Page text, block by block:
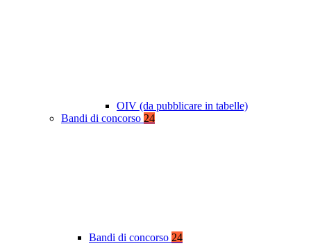
OIV (da pubblicare in tabelle)
Bandi di concorso 24
Bandi di concorso 24